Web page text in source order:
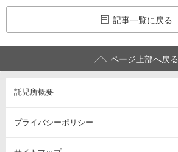
記事一覧に戻る
ページ上部へ戻る
託児所概要
プライバシーポリシー